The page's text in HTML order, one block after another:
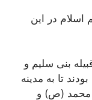
اسلام در این
بنی سلیم و
تا به مدینه
محمد (ص) و